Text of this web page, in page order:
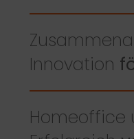
Innovation
Homeoffice